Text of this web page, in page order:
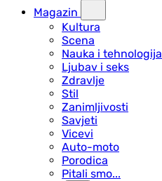
Magazin
Kultura
Scena
Nauka i tehnologija
Ljubav i seks
Zdravlje
Stil
Zanimljivosti
Savjeti
Vicevi
Auto-moto
Porodica
Pitali smo...